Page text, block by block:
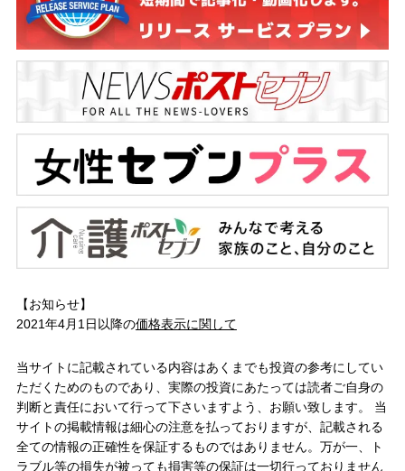
【お知らせ】
2021年4月1日以降の価格表示に関して
当サイトに記載されている内容はあくまでも投資の参考にしてい
ただくためのものであり、実際の投資にあたっては読者ご自身の
判断と責任において行って下さいますよう、お願い致します。 当
サイトの掲載情報は細心の注意を払っておりますが、記載される
全ての情報の正確性を保証するものではありません。万が一、ト
ラブル等の損失が被っても損害等の保証は一切行っておりません